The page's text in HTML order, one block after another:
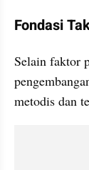
Fondasi
Selain faktor
metodis dan